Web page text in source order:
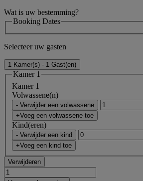
Wat is uw bestemming?
Booking Dates
Selecteer uw gasten
1 Kamer(s) - 1 Gast(en)
Kamer 1
Kamer 1
Volwassene(n)
- Verwijder een volwassene
+Voeg een volwassene toe
Kind(eren)
- Verwijder een kind
+Voeg een kind toe
Verwijderen